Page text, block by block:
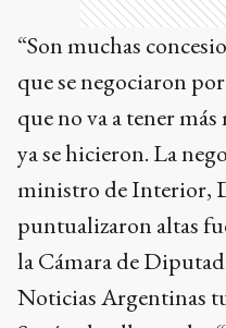
“Son muchas
que se negociaron
que no va a tener
ya se hicieron. La
ministro de Interior,
puntualizaron altas
la Cámara de
Noticias Argentinas